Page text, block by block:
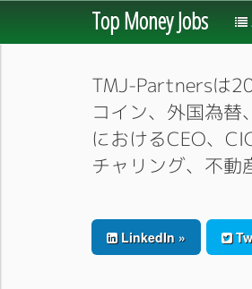
Top Money Jobs
TMJ-Partnersは
コイン、外国為
におけるCEO、
チャリング、不動
LinkedIn »